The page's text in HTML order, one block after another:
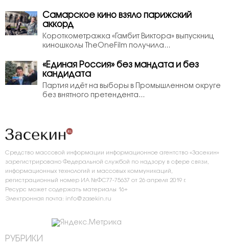
Самарское кино взяло парижский
аккорд
Короткометражка «Гамбит Виктора» выпускниц
киношколы TheOneFilm получила...
«Единая Россия» без мандата и без
кандидата
Партия идёт на выборы в Промышленном округе
без внятного претендента...
Средство массовой информации информационное агентство «Засекин»
зарегистрировано Федеральной службой по надзору в сфере связи,
информационных технологий и массовых коммуникаций,
регистрационный номер ИА №ФС77-75637 от 26 апреля 2019 г.
Ресурс может содержать материалы 16+
Электронная почта: info@zasekin.ru
РУБРИКИ